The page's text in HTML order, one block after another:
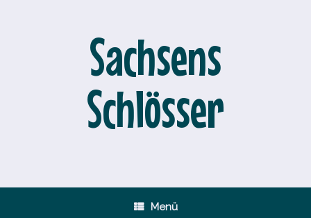
Sachsens
Schlösser
Menü